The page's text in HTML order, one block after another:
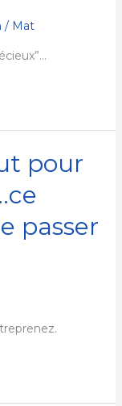
/ Mat
pour
passer